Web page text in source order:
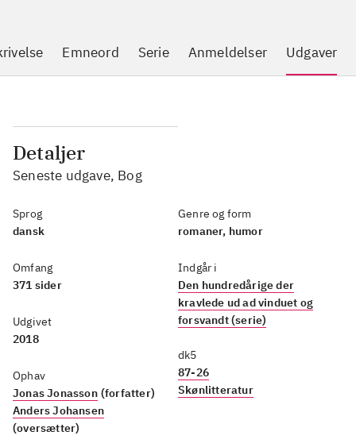
Emneord Serie Anmeldelser Udgaver
Detaljer
Seneste udgave, Bog
Sprog
dansk
Omfang
371 sider
Udgivet
2018
Ophav
Jonas Jonasson (forfatter)
Anders Johansen
(oversætter)
Genre og form
romaner, humor
Indgår i
Den hundredårige der
kravlede ud ad vinduet og
forsvandt (serie)
dk5
87-26
Skønlitteratur